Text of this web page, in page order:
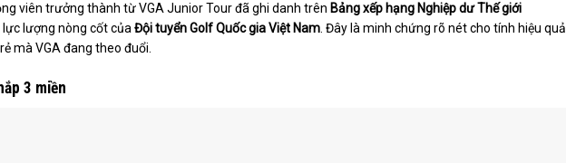
viên trưởng thành từ VGA Junior Tour đã ghi danh trên Bảng xếp hạng Nghiệp dư Thế giới
lượng nòng cốt củaĐội tuyển Golf Quốc gia Việt Nam. Đây là minh chứng rõ nét cho tính hiệu quả
mà VGA đang theo đuổi.
3 miền